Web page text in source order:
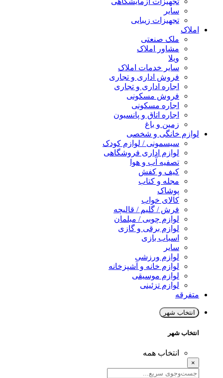
سایر
تجهیزات زیبایی
املاک
ملک صنعتی
مشاور املاک
ویلا
سایر خدمات املاک
فروش اداری و تجاری
اجاره اداری و تجاری
فروش مسکونی
اجاره مسکونی
اجاره اتاق و پانسیون
زمین و باغ
لوازم خانگی و شخصی
سیسمونی / لوازم کودک
لوازم اداری فروشگاهی
تصفیه آب و هوا
کیف و کفش
مجله و کتاب
پوشاک
کالای خواب
فرش / گلیم / قالیچه
لوازم چوبی / مبلمان
لوازم برقی و گازی
اسباب بازی
سایر
لوازم ورزشی
لوازم خانه و آشپزخانه
لوازم موسیقی
لوازم تزئینی
متفرقه
انتخاب شهر
انتخاب شهر
انتخاب همه
×